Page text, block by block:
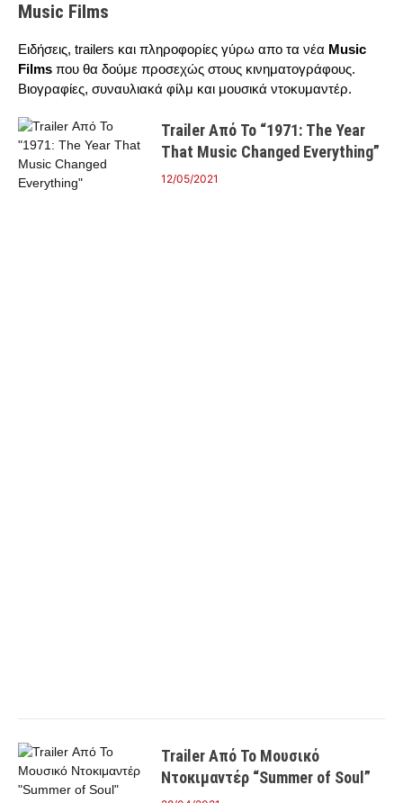
Music Films
Ειδήσεις, trailers και πληροφορίες γύρω απο τα νέα Music
Films που θα δούμε προσεχώς στους κινηματογράφους.
Βιογραφίες, συναυλιακά φίλμ και μουσικά ντοκυμαντέρ.
Trailer Από Το “1971: The Year
That Music Changed Everything”
12/05/2021
Trailer Από Το Μουσικό
Ντοκιμαντέρ “Summer of Soul”